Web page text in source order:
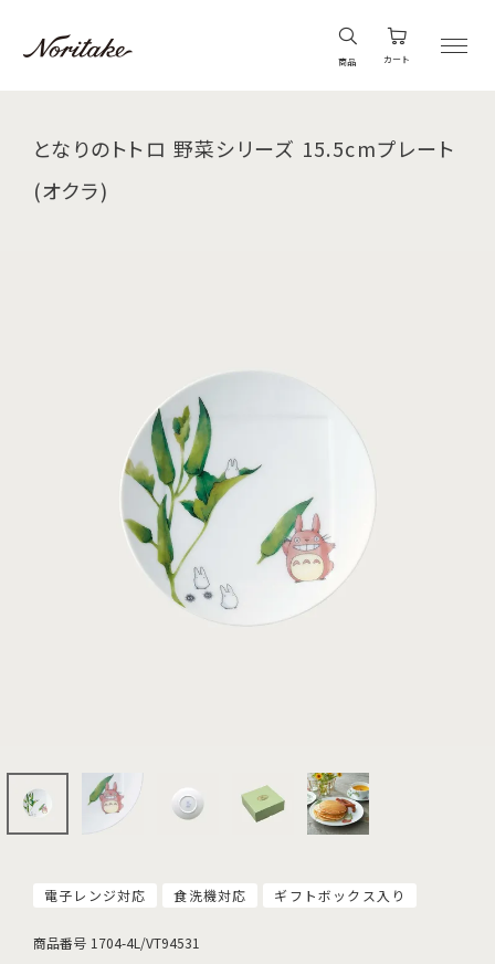
商品 カート
となりのトトロ 野菜シリーズ 15.5cmプレート
(オクラ)
電子レンジ対応 食洗機対応 ギフトボックス入り
商品番号 1704-4L/VT94531